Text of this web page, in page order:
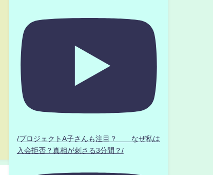
/プロジェクトA子さんも注目？ なぜ私は
入会拒否？真相が刺さる3分間？/